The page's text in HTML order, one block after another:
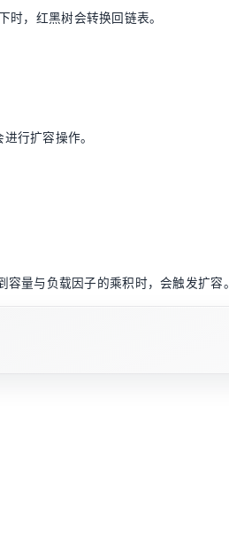
时，红黑树会转换回链表。
行扩容操作。
量与负载因子的乘积时，会触发扩容。